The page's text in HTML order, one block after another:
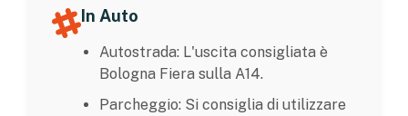
In Auto
Autostrada: L'uscita consigliata è
Bologna Fiera sulla A14.
Parcheggio: Si consiglia di utilizzare